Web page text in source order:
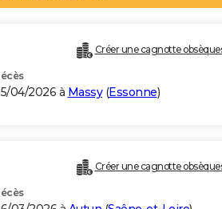
Créer une cagnotte
04/2026 à Massy(Essonne)
Créer une cagnotte